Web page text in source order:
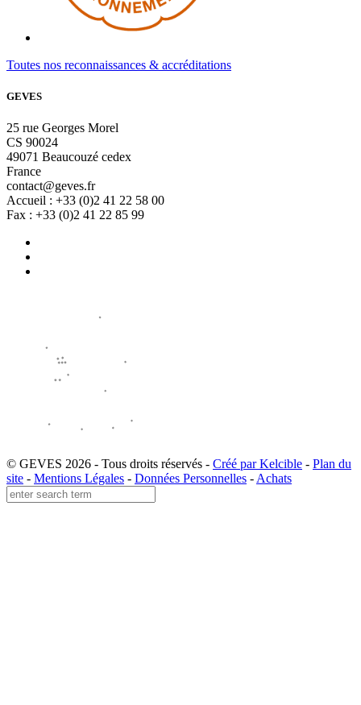
Toutes nos reconnaissances & accréditations
GEVES
25 rue Georges Morel
CS 90024
49071 Beaucouzé cedex
France
contact@geves.fr
Accueil : +33 (0)2 41 22 58 00
Fax : +33 (0)2 41 22 85 99
© GEVES 2026 - Tous droits réservés - Créé par Kelcible - Plan du
site - Mentions Légales - Données Personnelles - Achats